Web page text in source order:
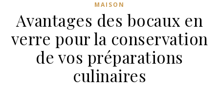
MAISON
Avantages des bocaux en
verre pour la conservation
de vos préparations
culinaires